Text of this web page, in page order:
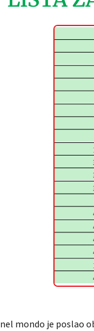
mondo je poslao